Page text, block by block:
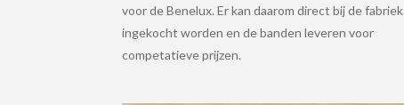
voor de Benelux. Er kan daarom direct bij de fabriek
ingekocht worden en de banden leveren voor
competatieve prijzen.